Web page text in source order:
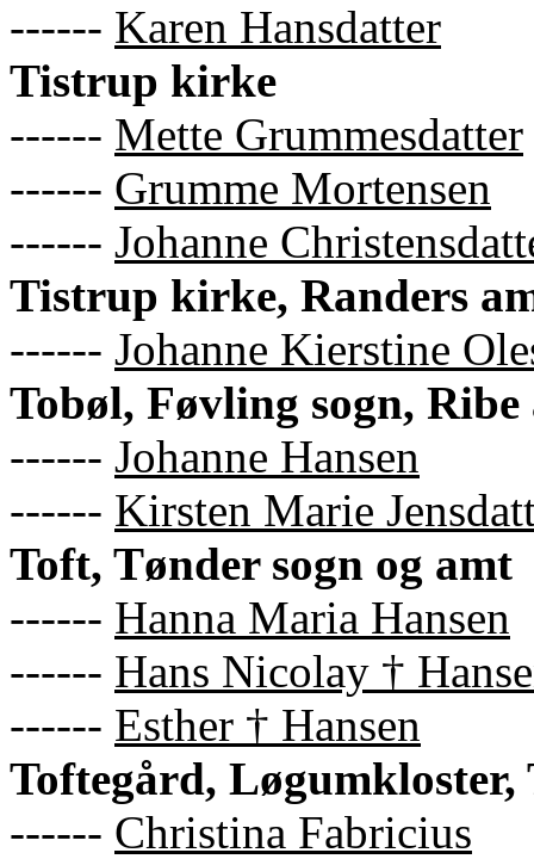
------ Karen Hansdatter
Tistrup kirke
------ Mette Grummesdatter
------ Grumme Mortensen
------ Johanne
Tistrup kirke, Randers
------ Johanne Kierstine
Tobøl, Føvling sogn, Ribe
------ Johanne Hansen
------ Kirsten Marie
Toft, Tønder sogn og amt
------ Hanna Maria Hansen
------ Hans Nicolay †
------ Esther † Hansen
Toftegård, Løgumkloster,
------ Christina Fabricius